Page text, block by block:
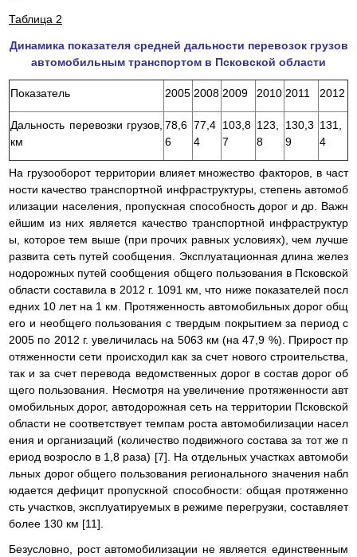
Таблица 2
Динамика показателя средней дальности перевозок грузов
автомобильным транспортом в Псковской области
Показатель 2005 2008 2009 2010 2011 2012
Дальность перевозки грузов,
км
78,6
6
77,4
4
103,8
7
123,
8
130,3
9
131,
4
На грузооборот территории влияет множество факторов, в част
ности качество транспортной инфраструктуры, степень автомоб
илизации населения, пропускная способность дорог и др. Важн
ейшим из них является качество транспортной инфраструктур
ы, которое тем выше (при прочих равных условиях), чем лучше
развита сеть путей сообщения. Эксплуатационная длина желез
нодорожных путей сообщения общего пользования в Псковской
области составила в 2012 г. 1091 км, что ниже показателей посл
едних 10 лет на 1 км. Протяженность автомобильных дорог общ
его и необщего пользования с твердым покрытием за период с
2005 по 2012 г. увеличилась на 5063 км (на 47,9 %). Прирост пр
отяженности сети происходил как за счет нового строительства,
так и за счет перевода ведомственных дорог в состав дорог об
щего пользования. Несмотря на увеличение протяженности авт
омобильных дорог, автодорожная сеть на территории Псковской
области не соответствует темпам роста автомобилизации насел
ения и организаций (количество подвижного состава за тот же п
ериод возросло в 1,8 раза) [7]. На отдельных участках автомоби
льных дорог общего пользования регионального значения набл
юдается дефицит пропускной способности: общая протяженно
сть участков, эксплуатируемых в режиме перегрузки, составляет
более 130 км [11].
Безусловно, рост автомобилизации не является единственным